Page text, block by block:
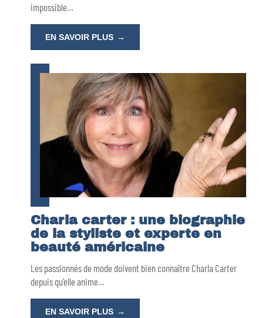
impossible…
EN SAVOIR PLUS
Charla carter : une biographie
de la styliste et experte en
beauté américaine
Les passionnés de mode doivent bien connaître Charla Carter
depuis qu’elle anime…
EN SAVOIR PLUS